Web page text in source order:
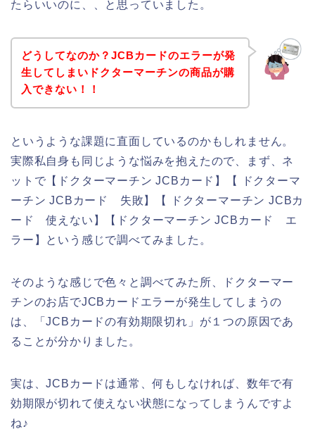
たらいいのに、、と思っていました。
どうしてなのか？JCBカードのエラーが発
生してしまいドクターマーチンの商品が購
入できない！！
というような課題に直面しているのかもしれません。
実際私自身も同じような悩みを抱えたので、まず、ネ
ットで【ドクターマーチン JCBカード】【 ドクターマ
ーチン JCBカード 失敗】【 ドクターマーチン JCBカ
ード 使えない】【ドクターマーチン JCBカード エ
ラー】という感じで調べてみました。
そのような感じで色々と調べてみた所、ドクターマー
チンのお店でJCBカードエラーが発生してしまうの
は、「JCBカードの有効期限切れ」が１つの原因であ
ることが分かりました。
実は、JCBカードは通常、何もしなければ、数年で有
効期限が切れて使えない状態になってしまうんですよ
ね♪